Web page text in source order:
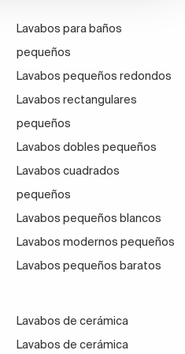
Lavabos para baños
pequeños
Lavabos pequeños redondos
Lavabos rectangulares
pequeños
Lavabos dobles pequeños
Lavabos cuadrados
pequeños
Lavabos pequeños blancos
Lavabos modernos pequeños
Lavabos pequeños baratos
Lavabos de cerámica
Lavabos de cerámica